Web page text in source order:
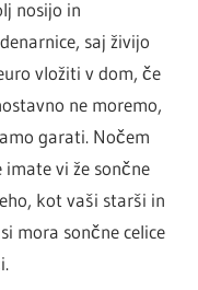
nosijo in
saj živijo
vložiti v dom, če
ne moremo,
garati. Nočem
vi že sončne
kot vaši starši in
mora sončne celice